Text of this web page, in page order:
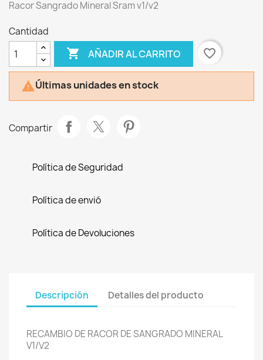
Racor Sangrado Mineral Sram v1/v2
Cantidad
 AÑADIR AL CARRITO favorite_border
Últimas unidades en stock
Compartir
Política de Seguridad
Política de envió
Política de Devoluciones
Descripción Detalles del producto
RECAMBIO DE RACOR DE SANGRADO MINERAL
V1/V2